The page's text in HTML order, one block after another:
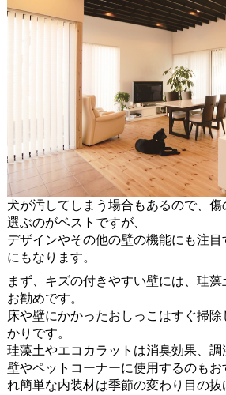
犬が汚してしまう場合もあるので、
選ぶのがベストですが、
デザインやその他の壁の機能にも注
にもなります。
まず、キズの付きやすい壁には、珪
お勧めです。
床や壁にかかったおしっこはすぐ掃
かりです。
珪藻土やエコカラットは消臭効果、調
壁やペットコーナーに使用するのもお
れ簡単な内装材は季節の変わり目の抜